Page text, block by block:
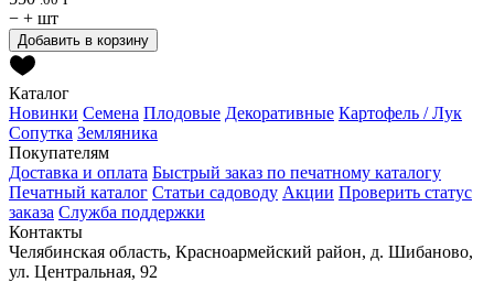
− + шт
Добавить в корзину
Каталог
Новинки Семена Плодовые Декоративные Картофель / Лук
Сопутка Земляника
Покупателям
Доставка и оплата Быстрый заказ по печатному каталогу
Печатный каталог Статьи садоводу Акции Проверить статус
заказа Служба поддержки
Контакты
Челябинская область, Красноармейский район, д. Шибаново,
ул. Центральная, 92